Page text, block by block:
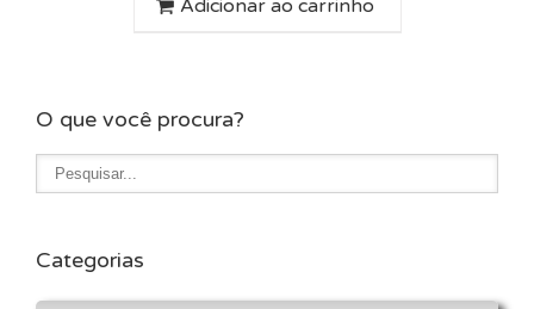
Adicionar ao carrinho
O que você procura?
Categorias